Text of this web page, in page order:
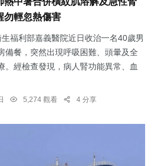
勿輕忽熱傷害
福利部嘉義醫院近日收治一名40歲男
備餐，突然出現呼吸困難、頭暈及全
。經檢查發現，病人腎功能異常、血
5,274 觀看 4 分享